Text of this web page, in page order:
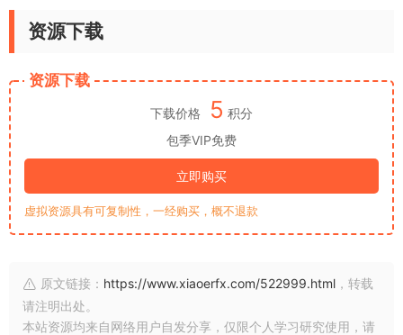
资源下载
资源下载
下载价格 5 积分
包季VIP免费
立即购买
虚拟资源具有可复制性，一经购买，概不退款
原文链接： https://www.xiaoerfx.com/522999.html ，转载
请注明出处。
本站资源均来自网络用户自发分享，仅限个人学习研究使用，请